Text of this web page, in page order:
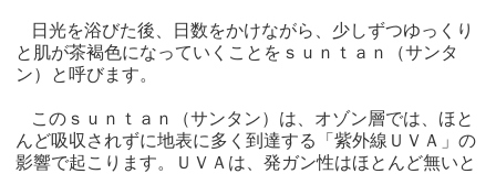
日光を浴びた後、日数をかけながら、少しずつゆっくり
と肌が茶褐色になっていくことをｓｕｎｔａｎ（サンタ
ン）と呼びます。
このｓｕｎｔａｎ（サンタン）は、オゾン層では、ほと
んど吸収されずに地表に多く到達する「紫外線ＵＶＡ」の
影響で起こります。ＵＶＡは、発ガン性はほとんど無いと